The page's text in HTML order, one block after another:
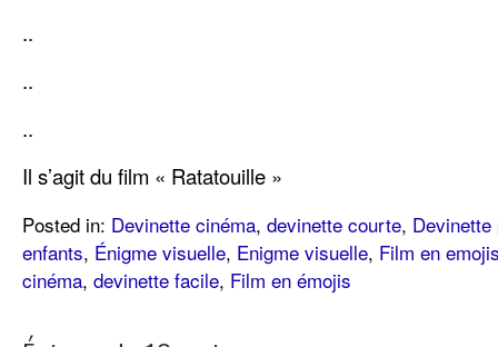
..
..
..
Il s’agit du film « Ratatouille »
Posted in: Devinette cinéma, devinette courte,
enfants, Énigme visuelle, Enigme visuelle, Film en
cinéma, devinette facile, Film en émojis